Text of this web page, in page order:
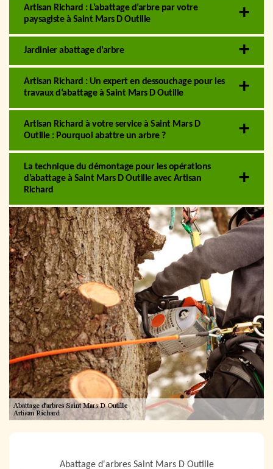
Artisan Richard : L’abattage d’arbre par votre
paysagiste à Saint Mars D Outille
Jardinier abattage d’arbre
Artisan Richard : Un expert en dessouchage pour les
travaux d’abattage à Saint Mars D Outille
Artisan Richard à votre service à Saint Mars D
Outille : Pourquoi abattre un arbre ?
La technique du démontage pour les opérations
d’abattage à Saint Mars D Outille avec Artisan
Richard
Abattage d'arbres Saint Mars D Outille